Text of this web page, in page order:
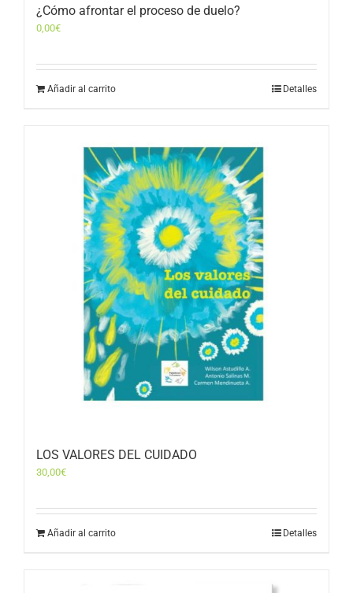
¿Cómo afrontar el proceso de duelo?
0,00€
Añadir al carrito Detalles
LOS VALORES DEL CUIDADO
30,00€
Añadir al carrito Detalles